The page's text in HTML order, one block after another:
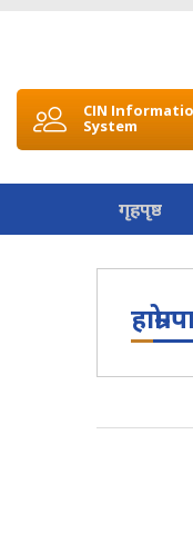
CIN
System
गृहपृष्ठ